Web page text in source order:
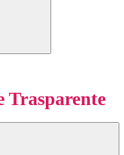
Trasparente